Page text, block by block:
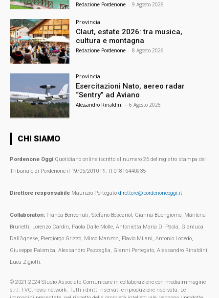
Redazione Pordenone - 9 Agosto 2026
Provincia
Claut, estate 2026: tra musica,
cultura e montagna
Redazione Pordenone - 8 Agosto 2026
Provincia
Esercitazioni Nato, aereo radar
“Sentry” ad Aviano
Alessandro Rinaldini - 6 Agosto 2026
CHI SIAMO
Pordenone Oggi Quotidiano online iscritto al numero 26 del registro stampa del
Tribunale di Pordenone il 19/05/2010 P.I. IT01816440935
Direttore responsabile Maurizio Pertegato direttore@pordenoneoggi.it
Collaboratori: Franca Benvenuti, Stefano Boscariol, Gianna Buongiorno, Marilena
Brunetti, Lorenzo Cardin, Paola Dalle Molle, Antonietta Maria Di Paola, Gianluca
Dall’Agnese, Piergiorgo Grizzo, Mirco Manzon, Flavio Milani, Antonio Lodedo,
Giuseppe Palomba, Alessandro Pazzaglia, Gianni Pertegato, Alessandro Rinaldini,
Luca Zigiotti.
© 2021-2024 Studio Associato Comunicare in collaborazione con mediaimmagine
s.r.l. FVG.news network. Tutti i diritti riservati e riproduzione riservata. Le